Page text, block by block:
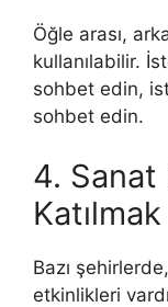
Öğle arası,
kullanılabilir.
sohbet edin,
sohbet edin.
4.
Katılmak
Bazı
etkinlikleri